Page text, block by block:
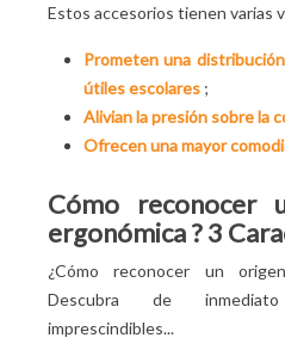
Estos accesorios tienen varias
Prometen una
útiles escolares ;
Alivian la presión sobre la
Ofrecen una mayor
Cómo reconocer
ergonómica? 3
¿Cómo reconocer un
Descubra de
imprescindibles...